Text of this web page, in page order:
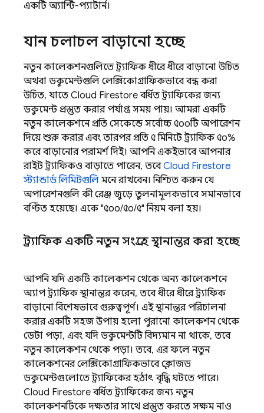
একটি অ্যান্টি-প্যাটার্ন।
যান চলাচল বাড়ানো হচ্ছে
নতুন কালেকশনগুলিতে ট্র্যাফিক ধীরে ধীরে বাড়ানো উচিত
অথবা ডকুমেন্টগুলি লেক্সিকোগ্রাফিকভাবে বন্ধ করা
উচিত, যাতে Cloud Firestoreবর্ধিত ট্র্যাফিকের জন্য
ডকুমেন্ট প্রস্তুত করার পর্যাপ্ত সময় পায়। আমরা একটি
নতুন কালেকশনে প্রতি সেকেন্ডে সর্বোচ্চ ৫০০টি অপারেশন
দিয়ে শুরু করার এবং তারপর প্রতি ৫ মিনিটে ট্র্যাফিক ৫০%
করে বাড়ানোর পরামর্শ দিই। আপনি একইভাবে আপনার
রাইট ট্র্যাফিকও বাড়াতে পারেন, তবেCloud Firestore
স্ট্যান্ডার্ড লিমিটগুলি মনে রাখবেন। নিশ্চিত করুন যে
অপারেশনগুলি কী রেঞ্জ জুড়ে তুলনামূলকভাবে সমানভাবে
বণ্টিত হয়েছে। একে "৫০০/৫০/৫" নিয়ম বলা হয়।
ট্র্যাফিক একটি নতুন সংগ্রহে স্থানান্তর করা হচ্ছে
আপনি যদি একটি কালেকশন থেকে অন্য কালেকশনে
অ্যাপ ট্র্যাফিক স্থানান্তর করেন, তবে ধীরে ধীরে ট্র্যাফিক
বাড়ানো বিশেষভাবে গুরুত্বপূর্ণ। এই স্থানান্তর পরিচালনা
করার একটি সহজ উপায় হলো পুরানো কালেকশন থেকে
ডেটা পড়া, এবং যদি ডকুমেন্টটি বিদ্যমান না থাকে, তবে
নতুন কালেকশন থেকে পড়া। তবে, এর ফলে নতুন
কালেকশনের লেক্সিকোগ্রাফিকভাবে ক্লোজড
ডকুমেন্টগুলোতে ট্র্যাফিকের হঠাৎ বৃদ্ধি ঘটতে পারে।
Cloud Firestoreবর্ধিত ট্র্যাফিকের জন্য নতুন
কালেকশনটিকে দক্ষতার সাথে প্রস্তুত করতে সক্ষম নাও